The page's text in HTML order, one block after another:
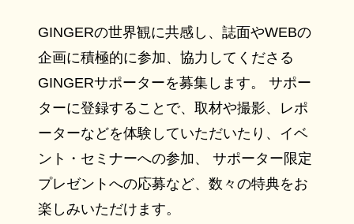
GINGERの世界観に共感し、誌面やWEBの
企画に積極的に参加、協力してくださる
GINGERサポーターを募集します。 サポー
ターに登録することで、取材や撮影、レポ
ーターなどを体験していただいたり、イベ
ント・セミナーへの参加、 サポーター限定
プレゼントへの応募など、数々の特典をお
楽しみいただけます。